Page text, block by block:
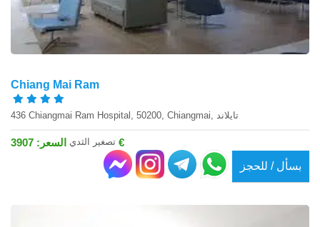
Chiang Mai Ram
436 Chiangmai Ram Hospital, 50200, Chiangmai, تايلاند
تصغير الثدي السعر: 3907 €
بسأل / للحجز